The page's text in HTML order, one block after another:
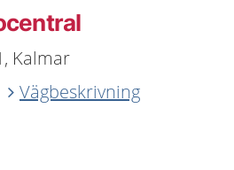
Kalmar
Vägbeskrivning